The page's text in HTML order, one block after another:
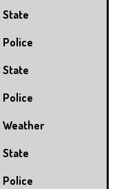
State
Police
State
Police
Weather
State
Police